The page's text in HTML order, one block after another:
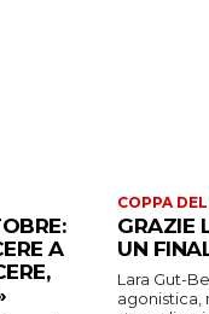
A
COPPA
GRAZIE
UN
Lara Gut-
agonistica,